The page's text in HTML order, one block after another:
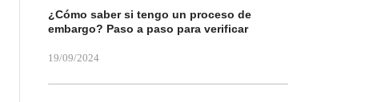
¿Cómo saber si tengo un proceso de
embargo? Paso a paso para verificar
19/09/2024